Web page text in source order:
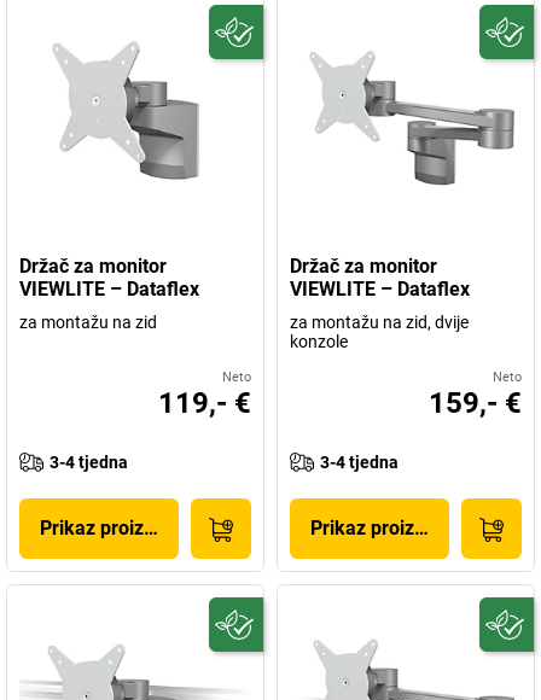
Držač za monitor
VIEWLITE – Dataflex
za montažu na zid
Neto
119,- €
3-4 tjedna
Prikaz proizvoda
Držač za monitor
VIEWLITE – Dataflex
za montažu na zid, dvije
konzole
Neto
159,- €
3-4 tjedna
Prikaz proizvoda